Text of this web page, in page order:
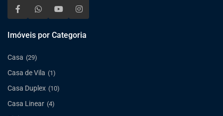
Imóveis por Categoria
Casa (29)
Casa de Vila (1)
Casa Duplex (10)
Casa Linear (4)